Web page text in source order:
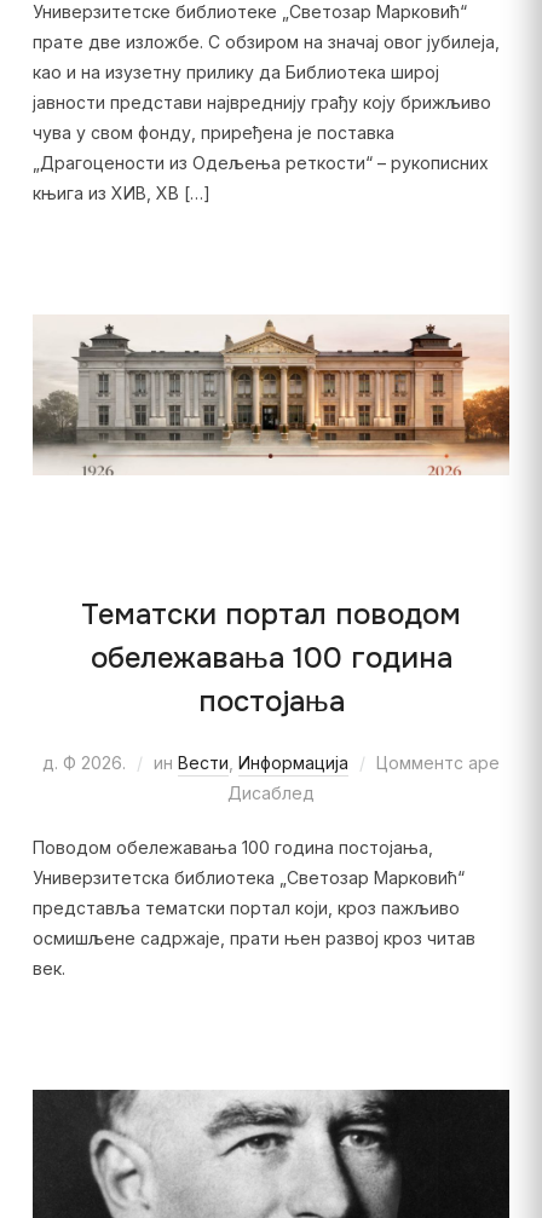
Универзитетске библиотеке „Светозар Марковић“
прате две изложбе. С обзиром на значај овог јубилеја,
као и на изузетну прилику да Библиотека широј
јавности представи највреднију грађу коју брижљиво
чува у свом фонду, приређена је поставка
„Драгоцености из Одељења реткости“ – рукописних
књига из XИВ, XВ […]
Тематски портал поводом
обележавања 100 година
постојања
д. Ф 2026. ин Вести Информација
Цомментс аре
Дисаблед
Поводом обележавања 100 година постојања,
Универзитетска библиотека „Светозар Марковић“
представља тематски портал који, кроз пажљиво
осмишљене садржаје, прати њен развој кроз читав
век.